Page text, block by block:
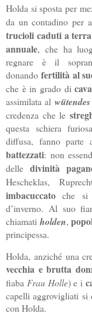
Holda si sposta per
da un contadino per
trucioli caduti a
annuale, che ha
regnare è il
donandofertilità al
che è in grado di
assimilata al
credenza che le
questa schiera
diffusa, fanno parte
battezzati: non
delledivinità
Hescheklas,
imbacuccato che si
d’inverno. Al suo
chiamati holden,
principessa.
Holda, anziché una
vecchia e brutta
fiaba Frau Holle) e i
capelli aggrovigliati si
con Holda.